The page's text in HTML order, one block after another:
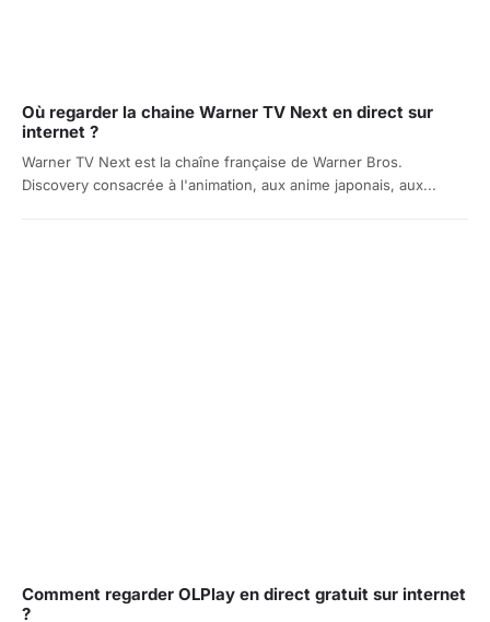
Où regarder la chaine Warner TV Next en direct sur
internet ?
Warner TV Next est la chaîne française de Warner Bros.
Discovery consacrée à l'animation, aux anime japonais, aux...
Comment regarder OLPlay en direct gratuit sur internet
?